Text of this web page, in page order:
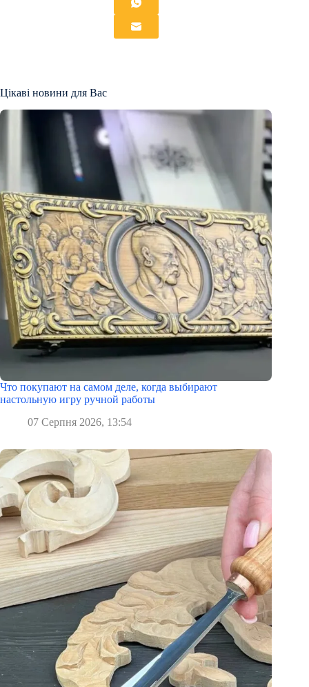
Цікаві новини для Вас
Что покупают на самом деле, когда выбирают
настольную игру ручной работы
07 Серпня 2026, 13:54